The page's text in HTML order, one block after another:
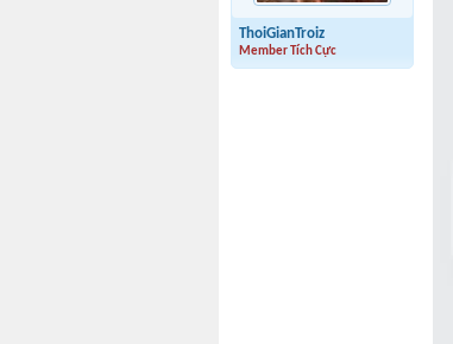
ThoiGianTroiz
Member Tích Cực